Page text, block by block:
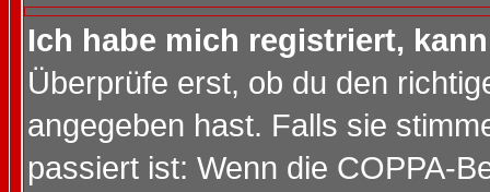
Ich habe mich registriert,
Überprüfe erst, ob du den
angegeben hast. Falls sie
passiert ist: Wenn die COPPA-